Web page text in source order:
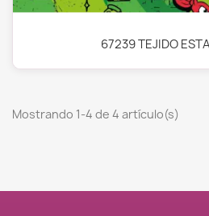
67239 TEJIDO
Mostrando 1-4 de 4 artículo(s)